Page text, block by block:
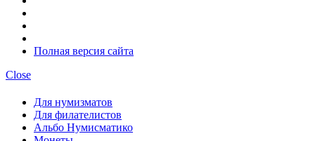
Полная версия сайта
Close
Для нумизматов
Для филателистов
Альбо Нумисматико